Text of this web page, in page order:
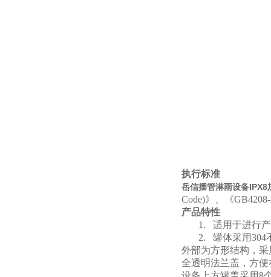
执行标准
岳信摆管淋雨设备IPX8
Code)》、《
产品特性
1. 适用于进行
2. 罐体采用304
外部为方形结构，
全透明法兰盖 ，方